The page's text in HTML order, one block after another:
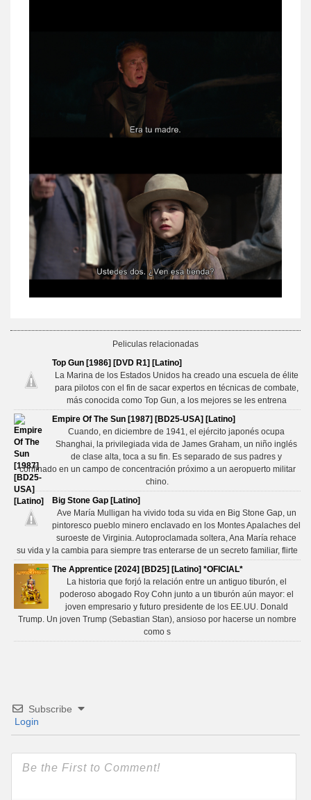
Peliculas relacionadas
Top Gun [1986] [DVD R1] [Latino]
La Marina de los Estados Unidos ha creado una escuela de élite
para pilotos con el fin de sacar expertos en técnicas de combate,
más conocida como Top Gun, a los mejores se les entrena
Empire Of The Sun [1987] [BD25-USA] [Latino]
Cuando, en diciembre de 1941, el ejército japonés ocupa
Shanghai, la privilegiada vida de James Graham, un niño inglés
de clase alta, toca a su fin. Es separado de sus padres y
confinado en un campo de concentración próximo a un aeropuerto militar
chino.
Big Stone Gap [Latino]
Ave María Mulligan ha vivido toda su vida en Big Stone Gap, un
pintoresco pueblo minero enclavado en los Montes Apalaches del
suroeste de Virginia. Autoproclamada soltera, Ana María rehace
su vida y la cambia para siempre tras enterarse de un secreto familiar, flirte
The Apprentice [2024] [BD25] [Latino] *OFICIAL*
La historia que forjó la relación entre un antiguo tiburón, el
poderoso abogado Roy Cohn junto a un tiburón aún mayor: el
joven empresario y futuro presidente de los EE.UU. Donald
Trump. Un joven Trump (Sebastian Stan), ansioso por hacerse un nombre
como s
Subscribe
Login